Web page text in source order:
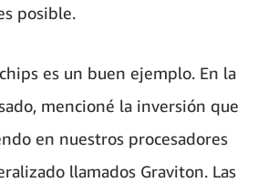
posible.
es un buen ejemplo. En la
mencioné la inversión que
en nuestros procesadores
llamados Graviton. Las